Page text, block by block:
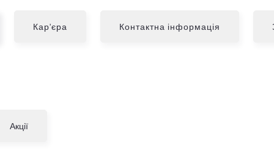
Кар'єра Контактна інформація
Акції